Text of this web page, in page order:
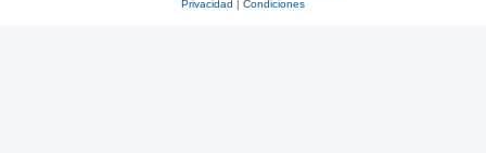
Privacidad | Condiciones